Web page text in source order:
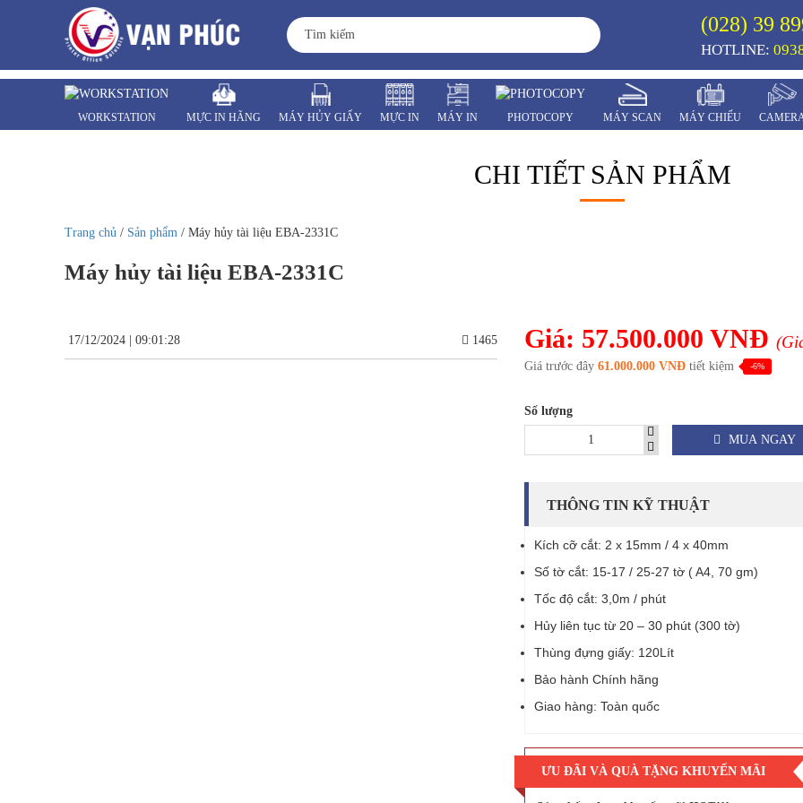
(028) 39
HOTLINE:
WORKSTATION MỰC IN HÃNG MÁY HỦY GIẤY MỰC IN MÁY IN PHOTOCOPY MÁY SCAN MÁY CHIẾU
CHI TIẾT SẢN PHẨM
Trang chủ / Sản phẩm / Máy hủy tài liệu EBA-2331C
Máy hủy tài liệu EBA-2331C
17/12/2024 | 09:01:28 1465 Giá: 57.500.000 VNĐ
Giá trước đây 61.000.000 VNĐ tiết kiệm -6%
Số lượng
MUA NGAY
THÔNG TIN KỸ THUẬT
Kích cỡ cắt: 2 x 15mm / 4 x 40mm
Số tờ cắt: 15-17 / 25-27 tờ ( A4, 70 gm)
Tốc độ cắt: 3,0m / phút
Hủy liên tục từ 20 – 30 phút (300 tờ)
Thùng đựng giấy: 120Lít
Bảo hành Chính hãng
Giao hàng: Toàn quốc
ƯU ĐÃI VÀ QUÀ TẶNG KHUYẾN MÃI